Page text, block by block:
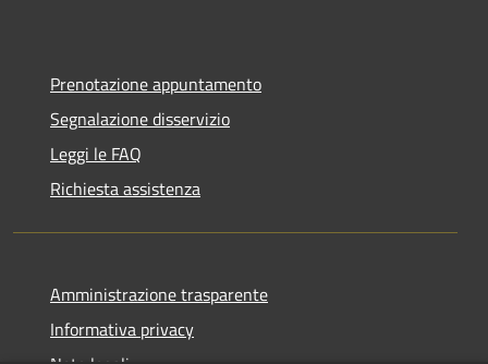
Prenotazione appuntamento
Segnalazione disservizio
Leggi le FAQ
Richiesta assistenza
Amministrazione trasparente
Informativa privacy